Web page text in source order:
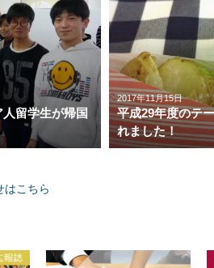
留学生が帰国
2017年11月15日
平成29年度のテ
れました！
はこちら